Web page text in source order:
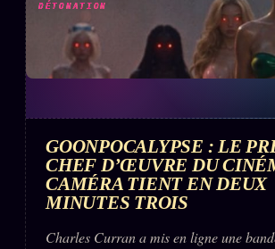
DÉTONATION
GOONPOCALYPSE : LE
CHEF D’ŒUVRE DU
CAMÉRA TIENT EN DEUX
MINUTES TROIS
Charles Curran a mis en ligne une